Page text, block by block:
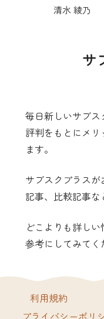
清水 綾乃
サ
毎日新しいサブス
評判をもとにメ
ます。
サブスクプラス
記事、比較記事な
どこよりも詳し
参考にしてみてく
利用規約
プライバシーポリ